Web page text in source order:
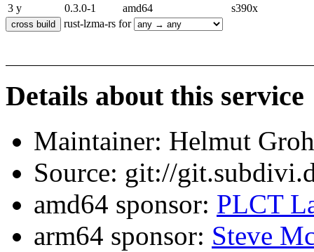
3 y
0.3.0-1 amd64
s390x
rust-lzma-rs for
Details about this service
Maintainer: Helmut
Source: git://
amd64 sponsor: PLCT
arm64 sponsor: Steve